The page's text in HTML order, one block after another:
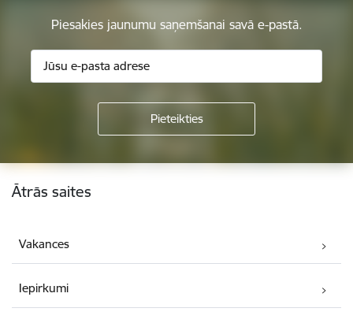
Piesakies jaunumu saņemšanai savā e-pastā.
Kājene
Ātrās saites
Vakances
Iepirkumi